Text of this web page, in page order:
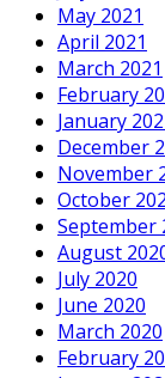
May 2021
April 2021
March 2021
February
January
December
November
October
September
August
July 2020
June 2020
March 2020
February